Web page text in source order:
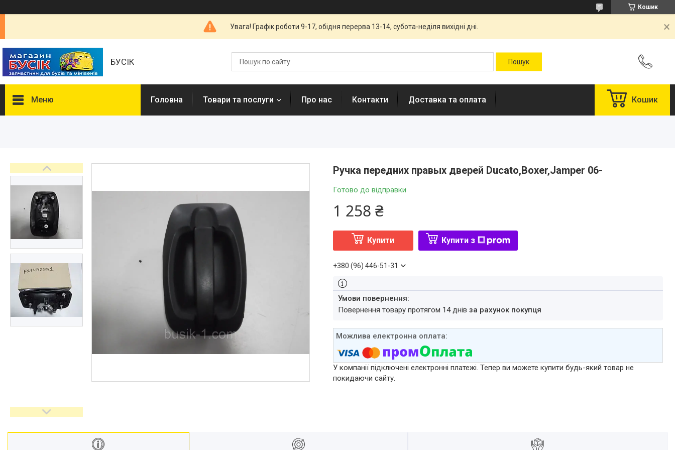
Кошик
Увага! Графік роботи 9-17, обідня перерва 13-14, субота-неділя вихідні дні.
БУСІК
Меню Головна Товари та послуги Про нас Контакти Доставка та оплата Кошик
Ручка передних правых дверей Ducato,Boxer,Jamper 06-
Готово до відправки
1 258 ₴
Купити Купити з
+380 (96) 446-51-31
повернення товару протягом 14 днів за рахунок покупця
У компанії підключені електронні платежі. Тепер ви можете купити будь-який товар не
покидаючи сайту.